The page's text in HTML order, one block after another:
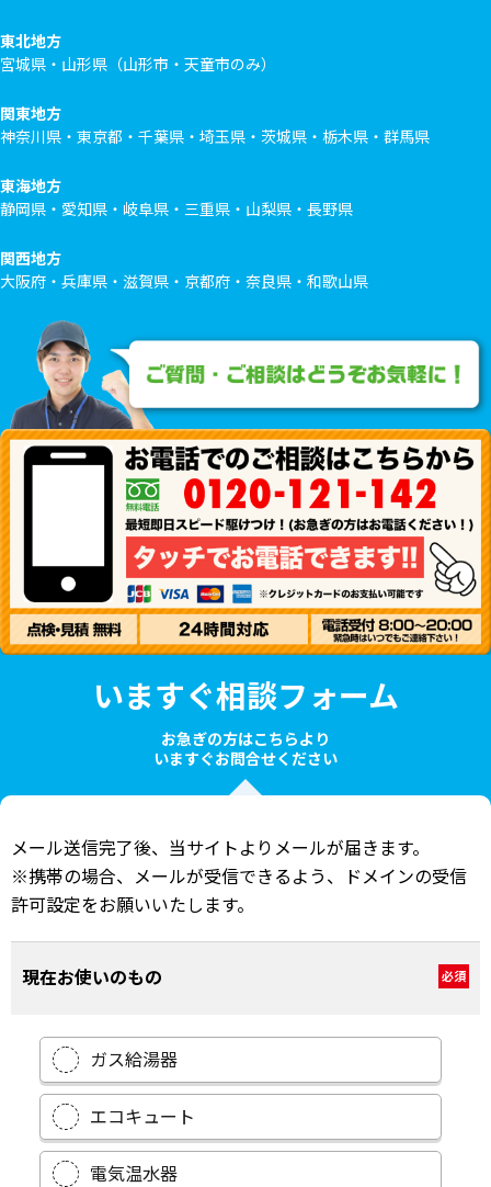
東北地方
宮城県・山形県（山形市・天童市のみ）
関東地方
神奈川県・東京都・千葉県・埼玉県・茨城県・栃木県・群馬県
東海地方
静岡県・愛知県・岐阜県・三重県・山梨県・長野県
関西地方
大阪府・兵庫県・滋賀県・京都府・奈良県・和歌山県
いますぐ相談フォーム
お急ぎの方はこちらより
いますぐお問合せください
メール送信完了後、当サイトよりメールが届きます。
※携帯の場合、メールが受信できるよう、ドメインの受信
許可設定をお願いいたします。
現在お使いのもの 必須
ガス給湯器
エコキュート
電気温水器